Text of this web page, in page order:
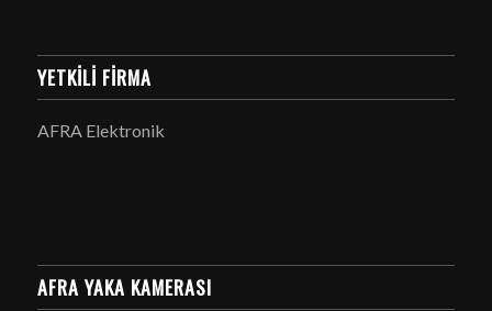
YETKILI FIRMA
AFRA Elektronik
AFRA YAKA KAMERASI